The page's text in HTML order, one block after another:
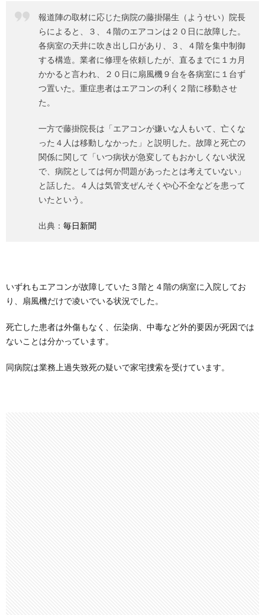
報道陣の取材に応じた病院の藤掛陽生（ようせい）院長
らによると、３、４階のエアコンは２０日に故障した。
各病室の天井に吹き出し口があり、３、４階を集中制御
する構造。業者に修理を依頼したが、直るまでに１カ月
かかると言われ、２０日に扇風機９台を各病室に１台ず
つ置いた。重症患者はエアコンの利く２階に移動させ
た。
一方で藤掛院長は「エアコンが嫌いな人もいて、亡くな
った４人は移動しなかった」と説明した。故障と死亡の
関係に関して「いつ病状が急変してもおかしくない状況
で、病院としては何か問題があったとは考えていない」
と話した。４人は気管支ぜんそくや心不全などを患って
いたという。
出典： 毎日新聞
いずれもエアコンが故障していた３階と４階の病室に入院してお
り、扇風機だけで凌いでいる状況でした。
死亡した患者は外傷もなく、伝染病、中毒など外的要因が死因では
ないことは分かっています。
同病院は業務上過失致死の疑いで家宅捜索を受けています。